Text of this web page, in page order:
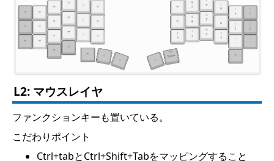
L2: マウスレイヤ
ファンクションキーも置いている。
こだわりポイント
Ctrl+tabとCtrl+Shift+Tabをマッピングすること